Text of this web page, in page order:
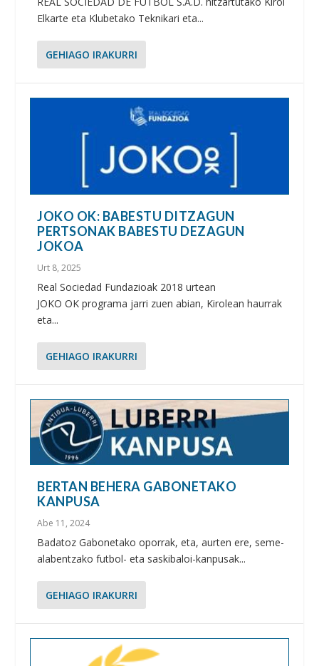
Elkarte eta Klubetako Teknikari eta...
GEHIAGO IRAKURRI
JOKO OK: BABESTU DITZAGUN
PERTSONAK BABESTU DEZAGUN
JOKOA
Urt 8, 2025
Real Sociedad Fundazioak 2018 urtean
JOKO OK programa jarri zuen abian, Kirolean haurrak
eta...
GEHIAGO IRAKURRI
BERTAN BEHERA GABONETAKO
KANPUSA
Abe 11, 2024
Badatoz Gabonetako oporrak, eta, aurten ere, seme-
alabentzako futbol- eta saskibaloi-kanpusak...
GEHIAGO IRAKURRI